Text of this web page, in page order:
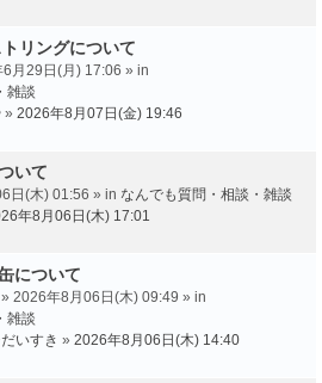
リングについて
月29日(月) 17:06 » in
雑談
» 2026年8月07日(金) 19:46
いて
日(木) 01:56 » in なんでも質問・相談・雑談
年8月06日(木) 17:01
について
» 2026年8月06日(木) 09:49 » in
雑談
いすき » 2026年8月06日(木) 14:40